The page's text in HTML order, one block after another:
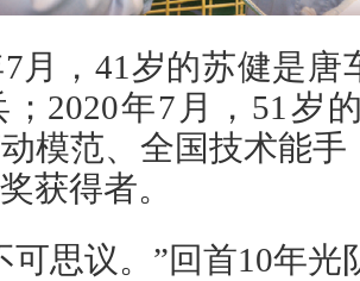
，41岁的苏健是唐
2020年7月，51岁
模范、全国技术能
获得者。
思议。”回首10年光